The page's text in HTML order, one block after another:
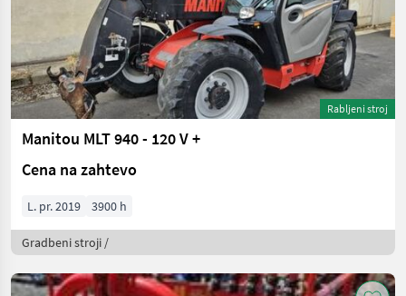
Rabljeni stroj
Manitou MLT 940 - 120 V +
Cena na zahtevo
L. pr. 2019 3900 h
Gradbeni stroji /